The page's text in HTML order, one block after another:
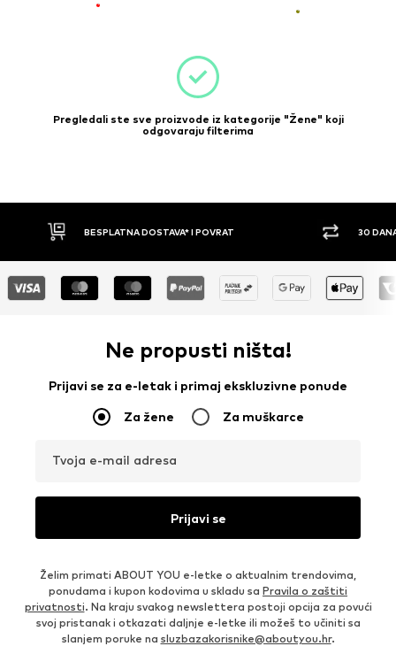
Pregledali ste sve proizvode iz kategorije "Žene" koji
odgovaraju filterima
DOSTAVA* I POVRAT 30 DANA PRAVO NA
Ne propusti ništa!
Prijavi se za e-letak i primaj ekskluzivne ponude
Za žene Za muškarce
Tvoja e-mail adresa
Prijavi se
Želim primati ABOUT YOU e-letke o aktualnim trendovima,
ponudama i kupon kodovima u skladu sa Pravila o zaštiti
privatnosti. Na kraju svakog newslettera postoji opcija za povući
svoj pristanak i otkazati daljnje e-letke ili možeš to učiniti sa
slanjem poruke na sluzbazakorisnike@aboutyou.hr.